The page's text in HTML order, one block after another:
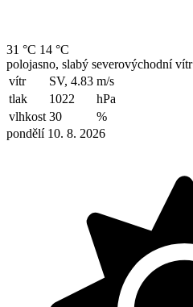
31 °C 14 °C
polojasno, slabý severovýchodní vítr
vítr
SV, 4.83 m/s
tlak
1022
hPa
vlhkost 30
%
pondělí 10. 8. 2026